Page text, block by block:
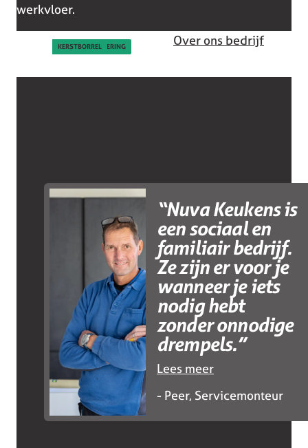
werkvloer.
PERSONEELSFEEST
PERSONEELSFEEST
PERSONEELSFEEST
BOUWVAKBORREL
SINTERKLAASVIERING
KERSTBORREL Over ons bedrijf
“Nuva Keukens is
een sociaal en
familiair bedrijf.
Ze zijn er voor je
wanneer je iets
nodig hebt
zonder onnodige
drempels.”
Lees meer
Peer, Servicemonteur